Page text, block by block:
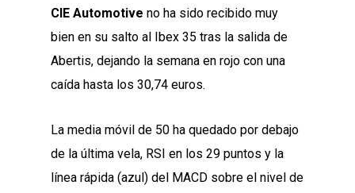
CIE Automotive no ha sido recibido muy
bien en su salto al Ibex 35 tras la salida de
Abertis, dejando la semana en rojo con una
caída hasta los 30,74 euros.
La media móvil de 50 ha quedado por debajo
de la última vela, RSI en los 29 puntos y la
línea rápida (azul) del MACD sobre el nivel de